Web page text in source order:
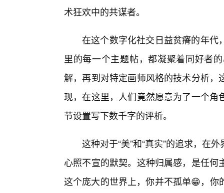
术狂欢中的共谋者。
在这个数字化社交日益贫瘠的年代
里的每一个主题帖，都凝聚着同好者
解，再到对特定画师风格的技术分析
现，在这里，人们竟然愿意为了一个
节设置写下数千字的评析。
这种对于“美”和“真实”的追求，在
心照不宣的默契。这种归属感，是任
这个庞大的世界上，你并不孤单😁，